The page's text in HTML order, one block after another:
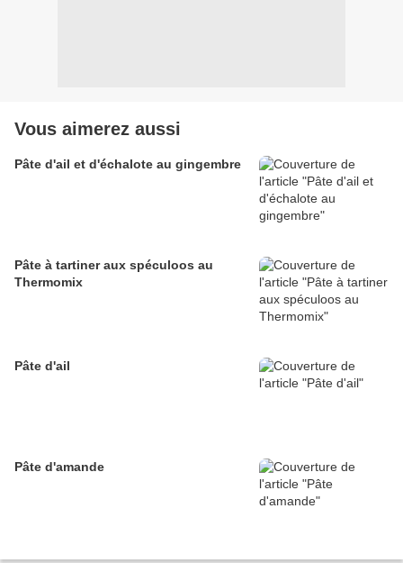
Vous aimerez aussi
Pâte d'ail et d'échalote au gingembre
Pâte à tartiner aux spéculoos au
Thermomix
Pâte d'ail
Pâte d'amande